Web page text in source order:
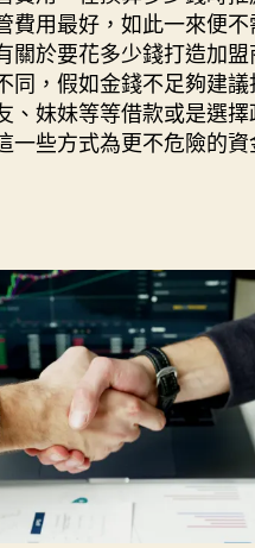
費用最好，如此一來便
關於要花多少錢打造加
同，假如金錢不足夠建議
、妹妹等等借款或是選
一些方式為更不危險的